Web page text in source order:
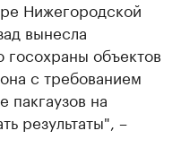
Нижегородской
вынесла
госохраны объектов
с требованием
пакгаузов на
результаты", –